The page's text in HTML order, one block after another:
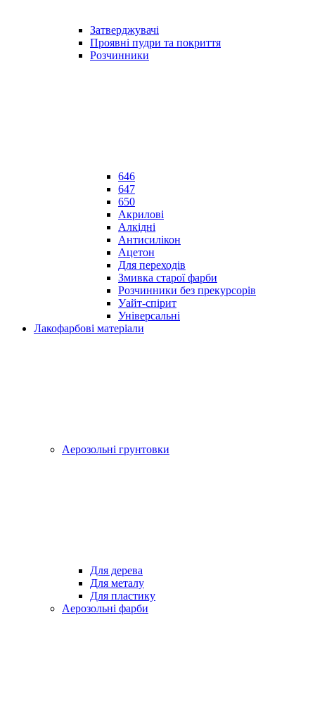
Затверджувачі
Проявні пудри та покриття
Розчинники
646
647
650
Акрилові
Алкідні
Антисилікон
Ацетон
Для переходів
Змивка старої фарби
Розчинники без прекурсорів
Уайт-спірит
Універсальні
Лакофарбові матеріали
Аерозольні грунтовки
Для дерева
Для металу
Для пластику
Аерозольні фарби